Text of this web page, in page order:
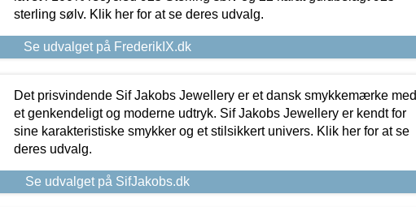
sterling sølv. Klik her for at se deres udvalg.
Se udvalget på FrederikIX.dk
Det prisvindende Sif Jakobs Jewellery er et dansk smykkemærke med
et genkendeligt og moderne udtryk. Sif Jakobs Jewellery er kendt for
sine karakteristiske smykker og et stilsikkert univers. Klik her for at se
deres udvalg.
Se udvalget på SifJakobs.dk